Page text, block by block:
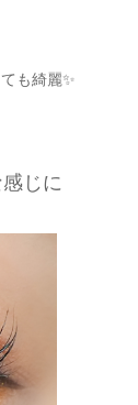
も綺麗✨
じに